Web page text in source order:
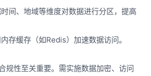
间、地域等维度对数据进行分区，提高
存缓存（如Redis）加速数据访问。
规性至关重要。需实施数据加密、访问